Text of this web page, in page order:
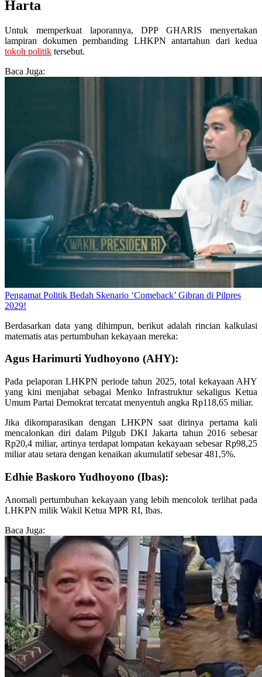
Harta
Untuk memperkuat laporannya, DPP GHARIS menyertakan
lampiran dokumen pembanding LHKPN antartahun dari kedua
tokoh politik tersebut.
Baca Juga:
Pengamat Politik Bedah Skenario ‘Comeback’ Gibran di Pilpres
2029!
Berdasarkan data yang dihimpun, berikut adalah rincian kalkulasi
matematis atas pertumbuhan kekayaan mereka:
Agus Harimurti Yudhoyono (AHY):
Pada pelaporan LHKPN periode tahun 2025, total kekayaan AHY
yang kini menjabat sebagai Menko Infrastruktur sekaligus Ketua
Umum Partai Demokrat tercatat menyentuh angka Rp118,65 miliar.
Jika dikomparasikan dengan LHKPN saat dirinya pertama kali
mencalonkan diri dalam Pilgub DKI Jakarta tahun 2016 sebesar
Rp20,4 miliar, artinya terdapat lompatan kekayaan sebesar Rp98,25
miliar atau setara dengan kenaikan akumulatif sebesar 481,5%.
Edhie Baskoro Yudhoyono (Ibas):
Anomali pertumbuhan kekayaan yang lebih mencolok terlihat pada
LHKPN milik Wakil Ketua MPR RI, Ibas.
Baca Juga: